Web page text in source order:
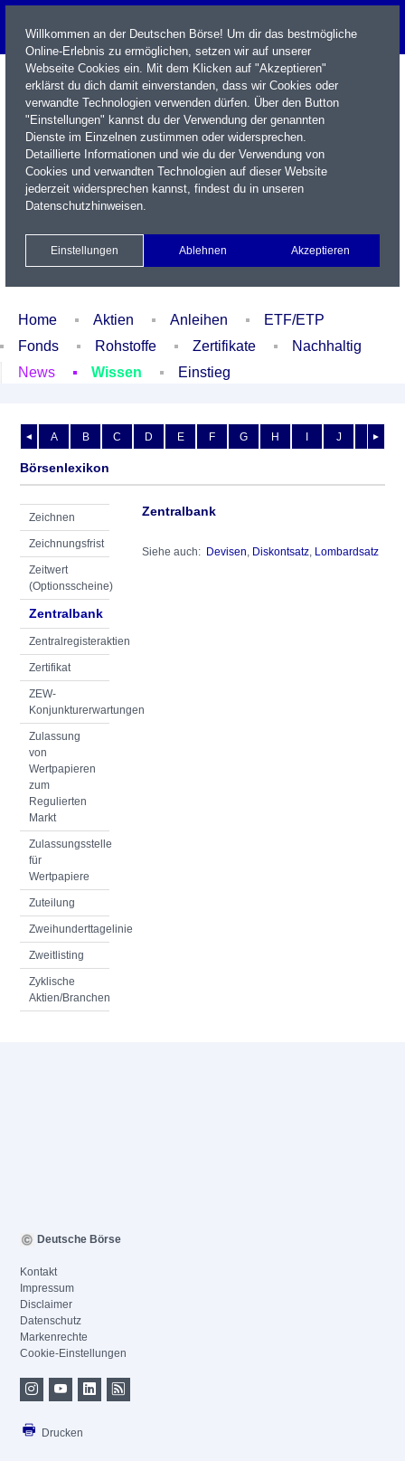
Name / WKN / ISIN / Kürzel
Xetra Realtime
Watchlist Portfolio Login
Home Aktien Anleihen
ETF/ETP
Fonds
Rohstoffe Zertifikate
Nachhaltig
News
Wissen Einstieg
◄ ►
A B C D E F G H I J K
Börsenlexikon
Zeichnen
Zeichnungsfrist
Zeitwert
(Optionsscheine)
Zentralbank
Zentralregisteraktien
Zertifikat
ZEW-
Konjunkturerwartungen
Zulassung
von
Wertpapieren
zum
Regulierten
Markt
Zulassungsstelle
für
Wertpapiere
Zuteilung
Zweihunderttagelinie
Zweitlisting
Zyklische
Aktien/Branchen
Zentralbank
Siehe auch: Devisen, Diskontsatz, Lombardsatz
Willkommen an der Deutschen Börse! Um dir das bestmögliche
Online-Erlebnis zu ermöglichen, setzen wir auf unserer
Webseite Cookies ein. Mit dem Klicken auf "Akzeptieren"
erklärst du dich damit einverstanden, dass wir Cookies oder
verwandte Technologien verwenden dürfen. Über den Button
"Einstellungen" kannst du der Verwendung der genannten
Dienste im Einzelnen zustimmen oder widersprechen.
Detaillierte Informationen und wie du der Verwendung von
Cookies und verwandten Technologien auf dieser Website
jederzeit widersprechen kannst, findest du in unseren
Datenschutzhinweisen.
Einstellungen Ablehnen Akzeptieren
Deutsche Börse
Kontakt
Impressum
Disclaimer
Datenschutz
Markenrechte
Cookie-Einstellungen
Drucken